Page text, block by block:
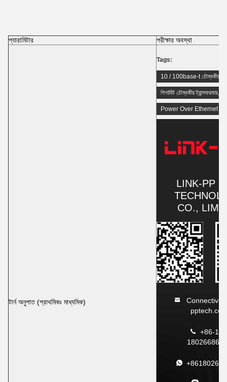
প্যারামিটার পরীক্ষার অবস্থা
টার্ন অনুপাত (প্রাথমিকঃ মাধ্যমিক)
Tags:
10 / 100base-t চৌম্বকীয়
গিগাবিট চৌম্বকীয় ট্রান্সফরমার,
Power Over Ethernet
LINK-PP
CO.,
+86-